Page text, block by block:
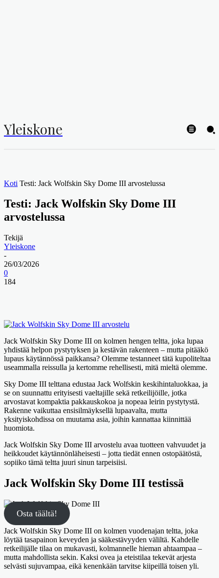
Yleiskone
Koti Testi: Jack Wolfskin Sky Dome III arvostelussa
Testi: Jack Wolfskin Sky Dome III
arvostelussa
Tekijä
Yleiskone
-
26/03/2026
0
184
Jack Wolfskin Sky Dome III on kolmen hengen teltta, joka lupaa
yhdistää helpon pystytyksen ja kestävän rakenteen – mutta pitääkö
lupaus käytännössä paikkansa? Olemme testanneet tätä kupoliteltaa
useammalla reissulla ja kertomme rehellisesti, mitä mieltä olemme.
Sky Dome III telttana edustaa Jack Wolfskin keskihintaluokkaa, ja
se on suunnattu erityisesti vaeltajille sekä retkeilijöille, jotka
arvostavat kompaktia pakkauskokoa ja nopeaa leirin pystytystä.
Rakenne vaikuttaa ensisilmäyksellä lupaavalta, mutta
yksityiskohdissa on muutama asia, joihin kannattaa kiinnittää
huomiota.
Jack Wolfskin Sky Dome III arvostelu avaa tuotteen vahvuudet ja
heikkoudet käytännönläheisesti – jotta tiedät ennen ostopäätöstä,
sopiiko tämä teltta juuri sinun tarpeisiisi.
Jack Wolfskin Sky Dome III testissä
Osta täältä!
Jack Wolfskin Sky Dome III on kolmen vuodenajan teltta, joka
löytää tasapainon keveyden ja sääkestävyyden väliltä. Kahdelle
retkeilijälle tilaa on mukavasti, kolmannelle hieman ahtaampaa –
mutta mahdollista sekin. Kaksi ovea ja eteistilaa tekevät arjesta
selvästi sujuvampaa, eikä kenenkään tarvitse kiipeillä toisen yli.